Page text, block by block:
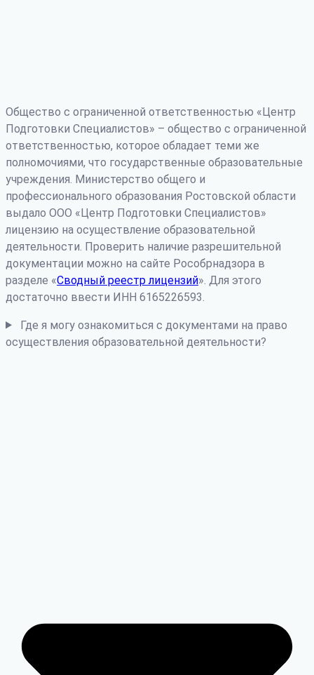
Общество с ограниченной ответственностью «Центр
Подготовки Специалистов» – общество с ограниченной
ответственностью, которое обладает теми же
полномочиями, что государственные образовательные
учреждения. Министерство общего и
профессионального образования Ростовской области
выдало ООО «Центр Подготовки Специалистов»
лицензию на осуществление образовательной
деятельности. Проверить наличие разрешительной
документации можно на сайте Рособрнадзора в
разделе «Сводный реестр лицензий». Для этого
достаточно ввести ИНН 6165226593.
Где я могу ознакомиться с документами на право
осуществления образовательной деятельности?